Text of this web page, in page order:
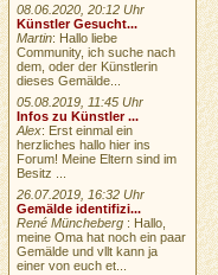
08.06.2020, 20:12 Uhr
Künstler Gesucht...
Martin: Hallo liebe
Community, ich suche nach
dem, oder der Künstlerin
dieses Gemälde...
05.08.2019, 11:45 Uhr
Infos zu Künstler ...
Alex: Erst einmal ein
herzliches hallo hier ins
Forum! Meine Eltern sind im
Besitz ...
26.07.2019, 16:32 Uhr
Gemälde identifizi...
René Müncheberg : Hallo,
meine Oma hat noch ein paar
Gemälde und vllt kann ja
einer von euch et...